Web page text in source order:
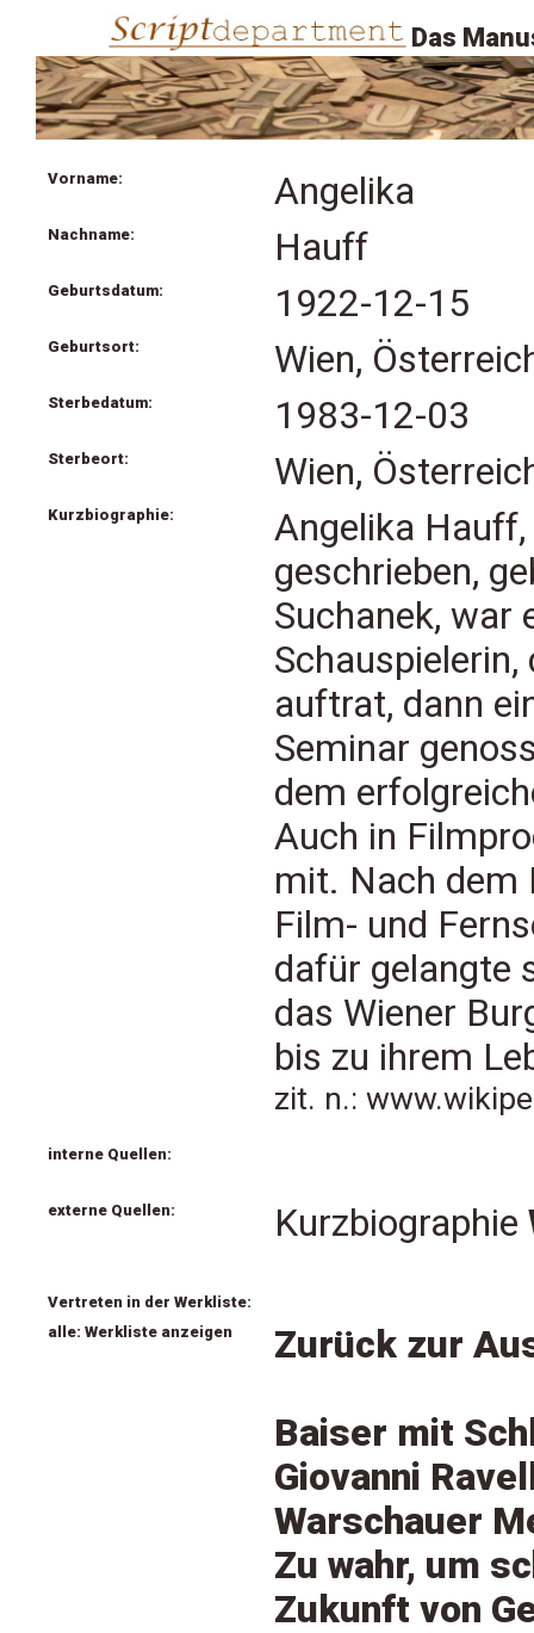
Das
Vorname: Angelika
Nachname: Hauff
Geburtsdatum: 1922-12-15
Geburtsort: Wien,
Sterbedatum: 1983-12-03
Sterbeort: Wien,
Kurzbiographie:
Angelika
geschrieben,
Suchanek, war
auftrat, dann
Seminar
dem
Auch in
mit. Nach dem
Film- und
dafür gelangte
das Wiener
bis zu ihrem
zit. n.:
interne Quellen:
externe Quellen: Kurzbiographie
Vertreten in der Werkliste:
alle: Werkliste anzeigen
Zurück zur
Baiser mit
Giovanni
Warschauer
Zu wahr, um
Zukunft von